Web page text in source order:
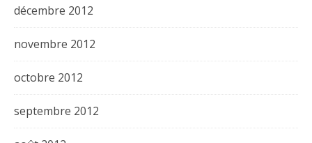
décembre 2012
novembre 2012
octobre 2012
septembre 2012